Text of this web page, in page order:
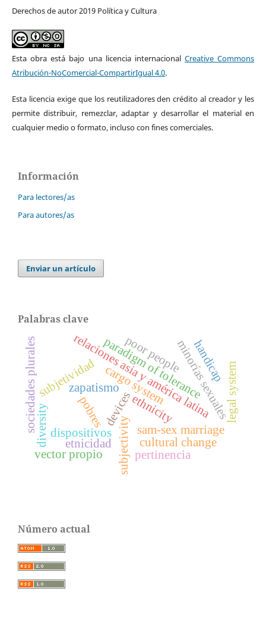
Derechos de autor 2019 Política y Cultura
Esta obra está bajo una licencia internacional Creative Commons
Atribución-NoComercial-CompartirIgual 4.0.
Esta licencia exige que los reutilizadores den crédito al creador y les
permite distribuir, remezclar, adaptar y desarrollar el material en
cualquier medio o formato, incluso con fines comerciales.
Información
Para lectores/as
Para autores/as
Enviar un artículo
Palabras clave
relaciones asia y américa latina
cargo system
dispositivos
pobres
subjectivity
subjetividad
sam-sex marriage
paradigm of toleranceminorías sexuales
cultural change
devicesethnicity
etnicidad
legal system
zapatismo
sociedades plurales poor people
vector propio
handicap
diversity
pertinencia
Número actual